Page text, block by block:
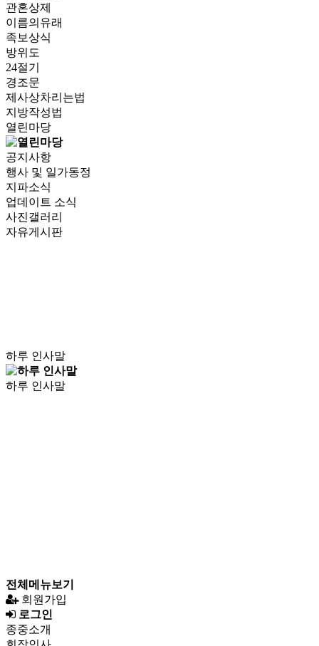
관혼상제
이름의유래
족보상식
방위도
24절기
경조문
제사상차리는법
지방작성법
열린마당
공지사항
행사 및 일가동정
지파소식
업데이트 소식
사진갤러리
자유게시판
하루 인사말
하루 인사말
전체메뉴보기
회원가입
로그인
종중소개